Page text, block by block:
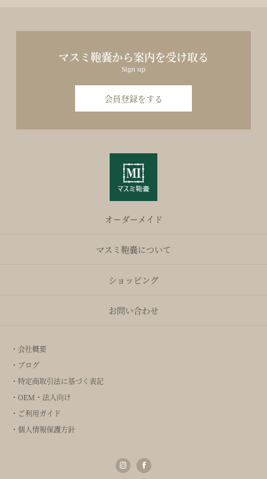
マスミ鞄嚢から案内を受け取る
Sign up
会員登録をする
オーダーメイド
マスミ鞄嚢について
ショッピング
お問い合わせ
・会社概要
・ブログ
・特定商取引法に基づく表記
・OEM・法人向け
・ご利用ガイド
・個人情報保護方針